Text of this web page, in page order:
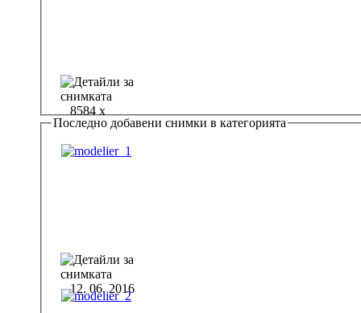
8584 x
Последно добавени снимки в категорията
12. 06. 2016